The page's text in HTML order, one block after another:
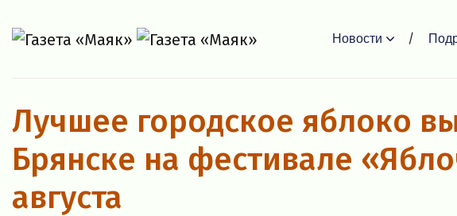
Новости
Лучшее городское яблоко
Брянске на фестивале
августа